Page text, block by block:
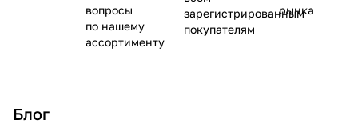
вопросы
по нашему
ассортименту
зарегистрированным
покупателям
рынка
Блог